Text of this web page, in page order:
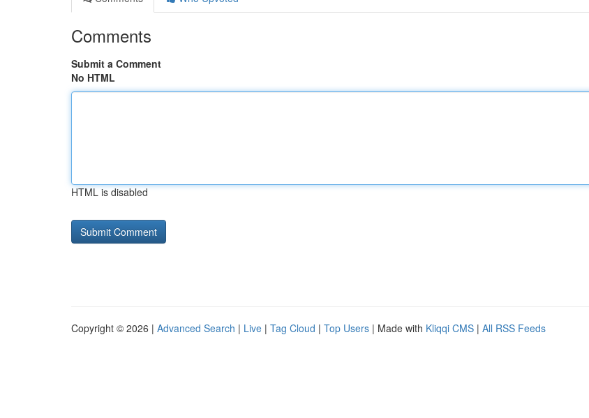
Comments
Submit a Comment
No HTML
HTML is disabled
Copyright © 2026 | Advanced Search | Live | Tag Cloud | Top Users | Made with Kliqqi CMS | All RSS Feeds